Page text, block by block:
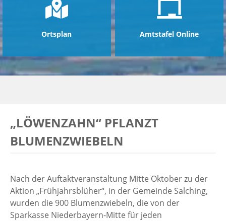
Ortsplan Amtstafel Online
„LÖWENZAHN“ PFLANZT
BLUMENZWIEBELN
Nach der Auftaktveranstaltung Mitte Oktober zu der
Aktion „Frühjahrsblüher“, in der Gemeinde Salching,
wurden die 900 Blumenzwiebeln, die von der
Sparkasse Niederbayern-Mitte für jeden